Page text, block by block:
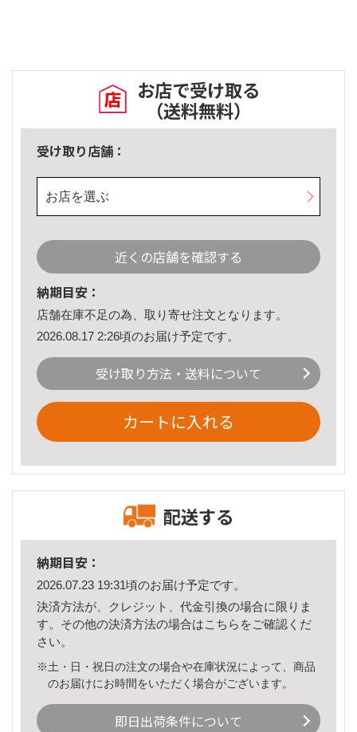
お店で受け取る
（送料無料）
受け取り店舗：
お店を選ぶ
近くの店舗を確認する
納期目安：
店舗在庫不足の為、取り寄せ注文となります。
2026.08.17 2:26頃のお届け予定です。
受け取り方法・送料について
カートに入れる
配送する
納期目安：
2026.07.23 19:31頃のお届け予定です。
決済方法が、クレジット、代金引換の場合に限りま
す。その他の決済方法の場合はこちら をご確認くだ
さい。
※土・日・祝日の注文の場合や在庫状況によって、商品
のお届けにお時間をいただく場合がございます。
即日出荷条件について